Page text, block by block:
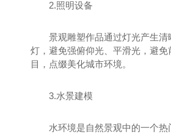
2.照明设备
景观雕塑作品通过灯光产生
灯，避免强俯仰光、平滑光，避
目，点缀美化城市环境。
3.水景建模
水环境是自然景观中的一个